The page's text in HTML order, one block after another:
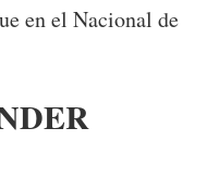
en el Nacional de